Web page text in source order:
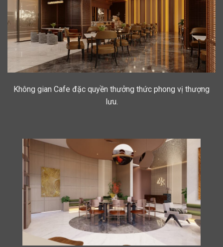
Không gian Cafe đặc quyền thưởng thức phong vị thượng
lưu.